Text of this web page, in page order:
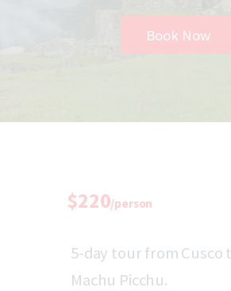
Book Now
$220/person
5-day tour from Cusco
Machu Picchu.